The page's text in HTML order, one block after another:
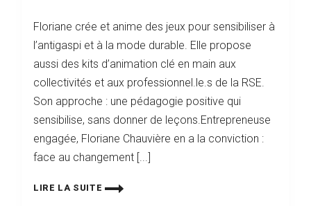
Floriane crée et anime des jeux pour sensibiliser à
l’antigaspi et à la mode durable. Elle propose
aussi des kits d’animation clé en main aux
collectivités et aux professionnel.le.s de la RSE.
Son approche : une pédagogie positive qui
sensibilise, sans donner de leçons.Entrepreneuse
engagée, Floriane Chauvière en a la conviction :
face au changement [...]
LIRE LA SUITE